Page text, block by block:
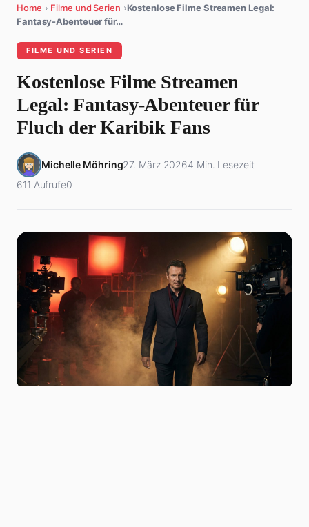
Home › Filme und Serien ›Kostenlose Filme Streamen Legal:
Fantasy-Abenteuer für…
FILME UND SERIEN
Kostenlose Filme Streamen
Legal: Fantasy-Abenteuer für
Fluch der Karibik Fans
Michelle Möhring27. März 20264 Min. Lesezeit
611 Aufrufe0